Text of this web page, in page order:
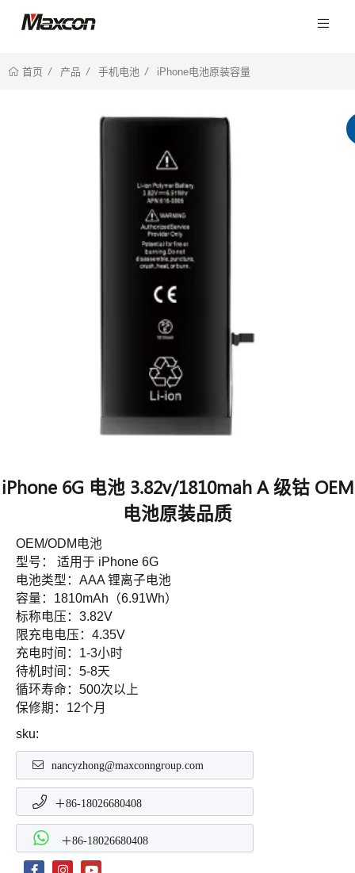
首页 产品 手机电池 iPhone电池原装容量
iPhone 6G 电池 3.82v/1810mah A 级钴 OEM
电池原装品质
OEM/ODM电池
型号： 适用于 iPhone 6G
电池类型：AAA 锂离子电池
容量：1810mAh（6.91Wh）
标称电压：3.82V
限充电电压：4.35V
充电时间：1-3小时
待机时间：5-8天
循环寿命：500次以上
保修期：12个月
sku:
nancyzhong@maxconngroup.com
＋86-18026680408
＋86-18026680408